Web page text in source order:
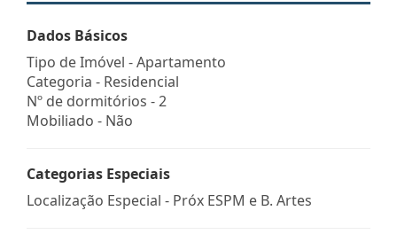
Dados Básicos
Tipo de Imóvel - Apartamento
Categoria - Residencial
Nº de dormitórios - 2
Mobiliado - Não
Categorias Especiais
Localização Especial - Próx ESPM e B. Artes